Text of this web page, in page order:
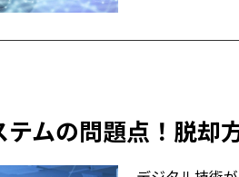
テムの問題点！脱却